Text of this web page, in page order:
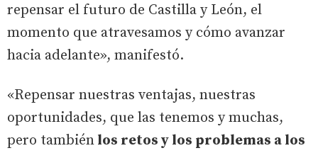
repensar el futuro de Castilla y León, el
momento que atravesamos y cómo avanzar
hacia adelante», manifestó.
«Repensar nuestras ventajas, nuestras
oportunidades, que las tenemos y muchas,
pero también los retos y los problemas a los